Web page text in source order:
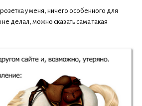
у меня, ничего особенного для
делал, можно сказать сама такая